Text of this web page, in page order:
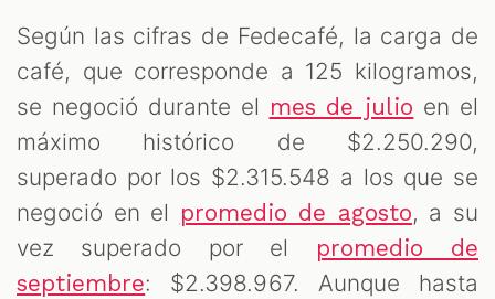
Según las cifras de Fedecafé, la carga de
café, que corresponde a 125 kilogramos,
se negoció durante el mes de julio en el
máximo histórico de $2.250.290,
superado por los $2.315.548 a los que se
negoció en el promedio de agosto, a su
vez superado por el
promedio de
septiembre: $2.398.967. Aunque hasta